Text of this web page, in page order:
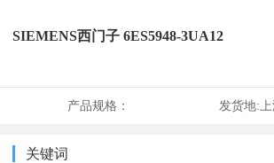
SIEMENS西门子 6ES5948-3UA12
产品规格： 发货地:
关键词